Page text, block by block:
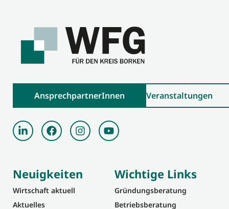
AnsprechpartnerInnen Veranstaltungen
Neuigkeiten
Wirtschaft aktuell
Aktuelles
Wichtige Links
Gründungsberatung
Betriebsberatung